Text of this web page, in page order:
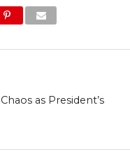
as President’s